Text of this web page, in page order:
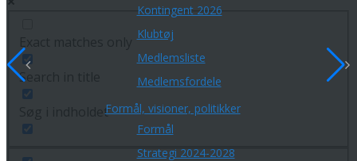
Kontingent 2026
Klubtøj
Medlemsliste
Medlemsfordele
Formål, visioner, politikker
Formål
Strategi 2024-2028
Search in title
Søg i indholdet